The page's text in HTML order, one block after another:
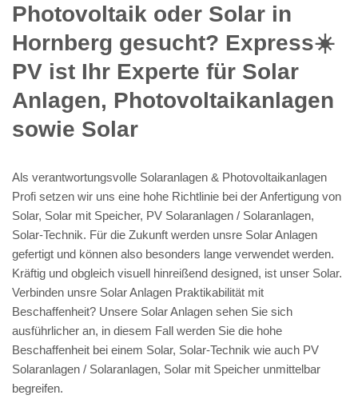
Photovoltaik oder Solar in
Hornberg gesucht? Express☀️
PV️ ist Ihr Experte für Solar
Anlagen, Photovoltaikanlagen
sowie Solar
Als verantwortungsvolle Solaranlagen & Photovoltaikanlagen
Profi setzen wir uns eine hohe Richtlinie bei der Anfertigung von
Solar, Solar mit Speicher, PV Solaranlagen / Solaranlagen,
Solar-Technik. Für die Zukunft werden unsre Solar Anlagen
gefertigt und können also besonders lange verwendet werden.
Kräftig und obgleich visuell hinreißend designed, ist unser Solar.
Verbinden unsre Solar Anlagen Praktikabilität mit
Beschaffenheit? Unsere Solar Anlagen sehen Sie sich
ausführlicher an, in diesem Fall werden Sie die hohe
Beschaffenheit bei einem Solar, Solar-Technik wie auch PV
Solaranlagen / Solaranlagen, Solar mit Speicher unmittelbar
begreifen.